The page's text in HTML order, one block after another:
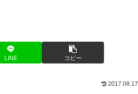
LINE コピー
2017.08.17